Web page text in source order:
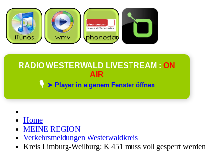
RADIO WESTERWALD LIVESTREAM : ON
AIR
🎙️ ➤ Player in eigenem Fenster öffnen
Home
MEINE REGION
Verkehrsmeldungen Westerwaldkreis
Kreis Limburg-Weilburg: K 451 muss voll gesperrt werden